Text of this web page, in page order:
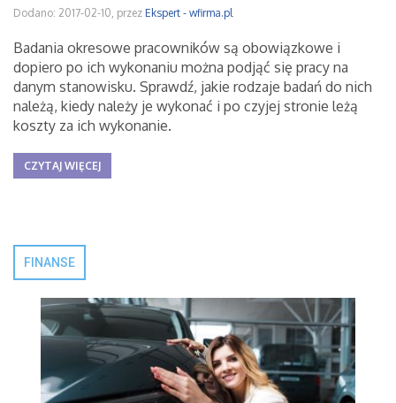
Dodano: 2017-02-10, przez Ekspert - wfirma.pl
Badania okresowe pracowników są obowiązkowe i
dopiero po ich wykonaniu można podjąć się pracy na
danym stanowisku. Sprawdź, jakie rodzaje badań do nich
należą, kiedy należy je wykonać i po czyjej stronie leżą
koszty za ich wykonanie.
CZYTAJ WIĘCEJ
FINANSE